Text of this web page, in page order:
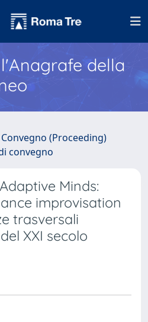
della
(Proceeding)
convegno
Minds:
improvisation
trasversali
XXI secolo